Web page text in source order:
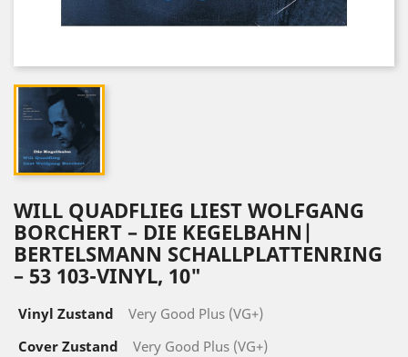
WILL QUADFLIEG LIEST WOLFGANG
BORCHERT ‎– DIE KEGELBAHN|
BERTELSMANN SCHALLPLATTENRING
‎– 53 103-VINYL, 10"
Vinyl Zustand
Very Good Plus (VG+)
Cover Zustand
Very Good Plus (VG+)